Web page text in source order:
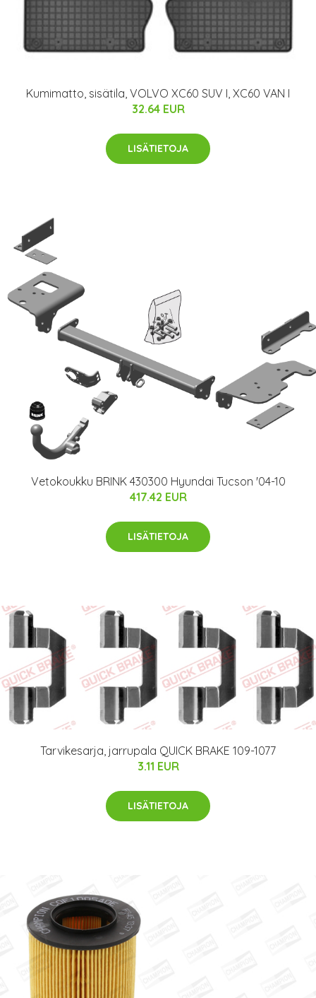
Kumimatto, sisätila, VOLVO XC60 SUV I, XC60 VAN I
32.64 EUR
LISÄTIETOJA
Vetokoukku BRINK 430300 Hyundai Tucson '04-10
417.42 EUR
LISÄTIETOJA
Tarvikesarja, jarrupala QUICK BRAKE 109-1077
3.11 EUR
LISÄTIETOJA